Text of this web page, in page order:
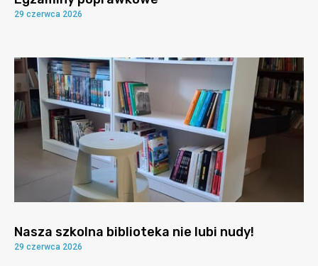
29 czerwca 2026
Nasza szkolna biblioteka nie lubi nudy!
29 czerwca 2026